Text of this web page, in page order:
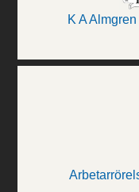
K A